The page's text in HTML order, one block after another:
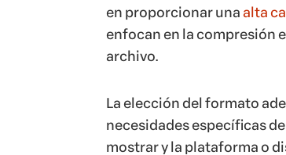
en proporcionar unaalta
enfocan en la compresión
archivo.
La elección del formato
necesidades específicas
mostrar y la plataforma o